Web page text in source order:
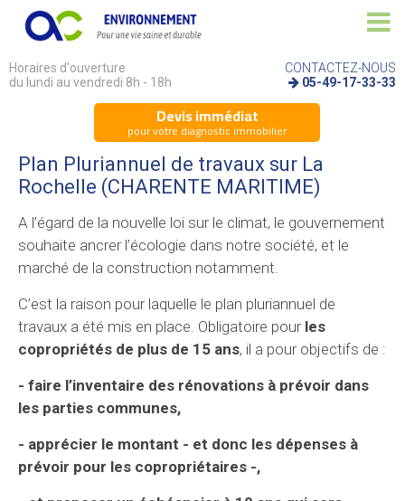
Horaires d'ouverture
du lundi au vendredi 8h - 18h
CONTACTEZ-NOUS
05-49-17-33-33
Devis immédiat
pour votre diagnostic immobilier
Plan Pluriannuel de travaux sur La
Rochelle (CHARENTE MARITIME)
A l’égard de la nouvelle loi sur le climat, le gouvernement
souhaite ancrer l’écologie dans notre société, et le
marché de la construction notamment.
C’est la raison pour laquelle le plan pluriannuel de
travaux a été mis en place. Obligatoire pour les
copropriétés de plus de 15 ans, il a pour objectifs de :
- faire l’inventaire des rénovations à prévoir dans
les parties communes,
- apprécier le montant - et donc les dépenses à
prévoir pour les copropriétaires -,